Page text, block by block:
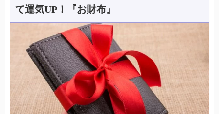
て運気UP！『お財布』